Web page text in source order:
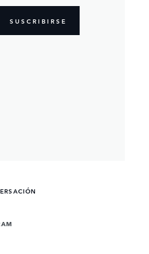
SUSCRIBIRSE